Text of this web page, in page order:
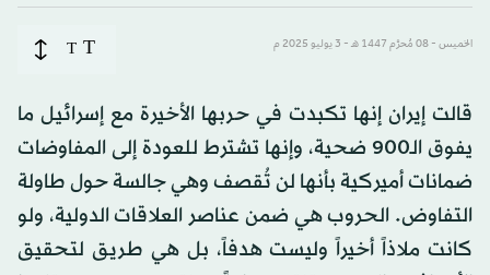
الخميس - 08 مُحرَّم 1447 هـ - 3 يوليو 2025 م T
T
قالت إيران إنها تكبدت في حربها الأخيرة مع إسرائيل ما
يفوق الـ900 ضحية، وإنها تشترط للعودة إلى المفاوضات
ضمانات أميركية بأنها لن تُقصف وهي جالسة حول طاولة
التفاوض. الحروب هي ضمن عناصر العلاقات الدولية، ولو
كانت ملاذاً أخيراً وليست هدفاً، بل هي طريق لتحقيق